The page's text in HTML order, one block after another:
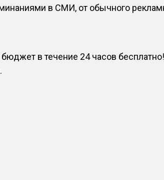
в СМИ, от обычного
в течение 24 часов